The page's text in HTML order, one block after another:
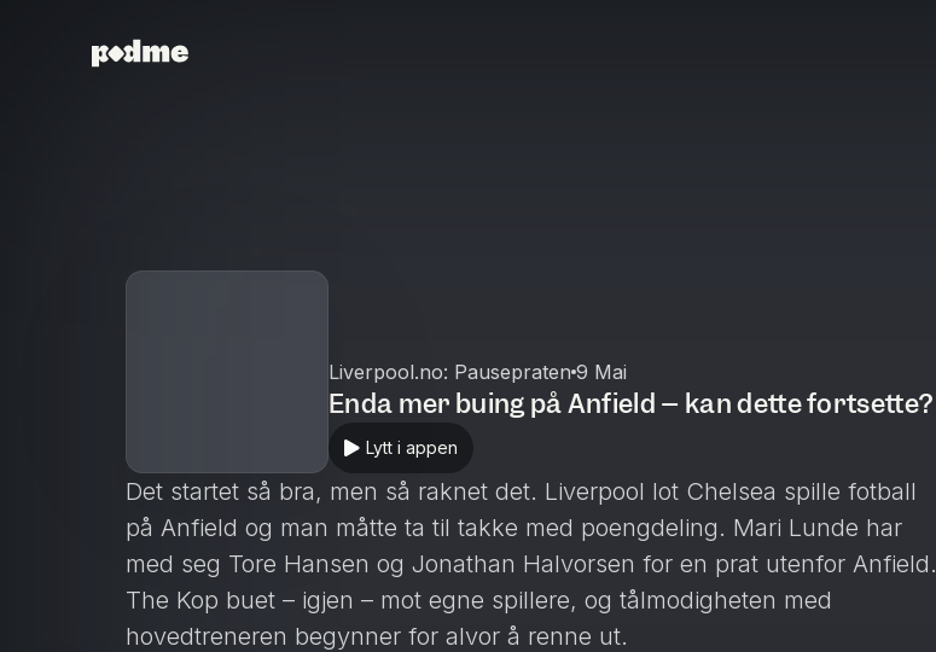
Liverpool.no: Pausepraten 9 Mai
Enda mer buing på Anfield – kan dette fortsette?
Lytt i appen
Det startet så bra, men så raknet det. Liverpool lot Chelsea spille fotball
på Anfield og man måtte ta til takke med poengdeling. Mari Lunde har
med seg Tore Hansen og Jonathan Halvorsen for en prat utenfor Anfield.
The Kop buet – igjen – mot egne spillere, og tålmodigheten med
hovedtreneren begynner for alvor å renne ut.